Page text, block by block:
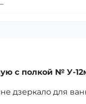
с полкой № У-
дзеркало для